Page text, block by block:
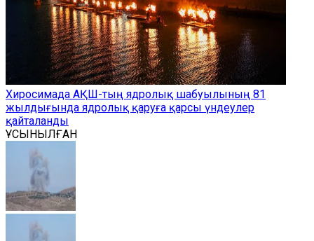
Хиросимада АҚШ-тың ядролық шабуылының 81
жылдығында ядролық қаруға қарсы үндеулер
қайталанды
ҰСЫНЫЛҒАН